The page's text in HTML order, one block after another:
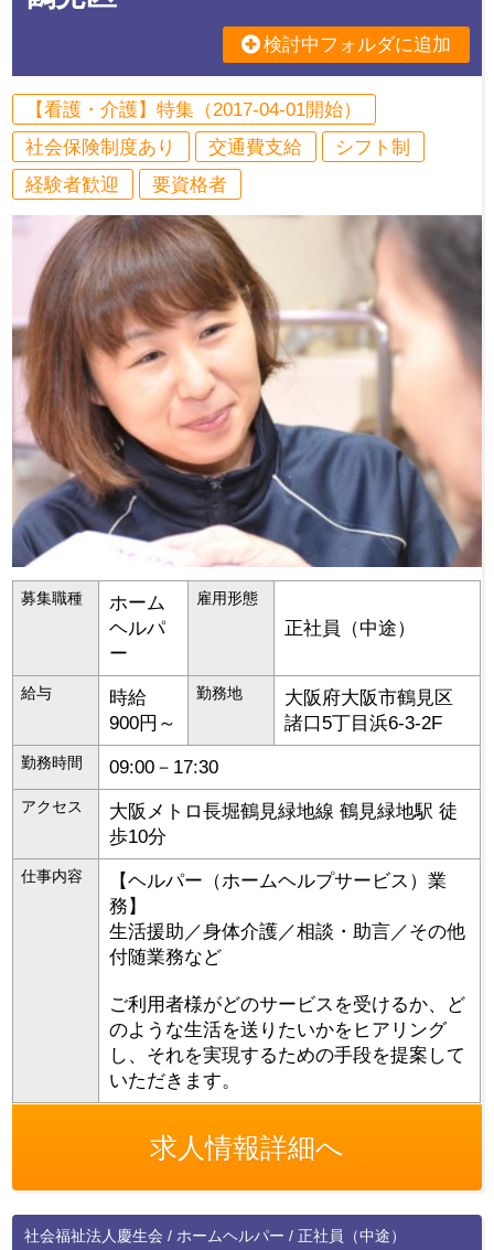
検討中フォルダに追加
【看護・介護】特集（2017-04-01開始）
社会保険制度あり
交通費支給
シフト制
経験者歓迎
要資格者
募集職種
ホーム
ヘルパ
ー
雇用形態
正社員（中途）
給与
時給
900円～
勤務地 大阪府大阪市鶴見区
諸口5丁目浜6-3-2F
勤務時間 09:00－17:30
アクセス
大阪メトロ長堀鶴見緑地線 鶴見緑地駅 徒
歩10分
仕事内容
【ヘルパー（ホームヘルプサービス）業
務】
生活援助／身体介護／相談・助言／その他
付随業務など
ご利用者様がどのサービスを受けるか、ど
のような生活を送りたいかをヒアリング
し、それを実現するための手段を提案して
いただきます。
求人情報詳細へ
社会福祉法人慶生会 / ホームヘルパー / 正社員（中途）